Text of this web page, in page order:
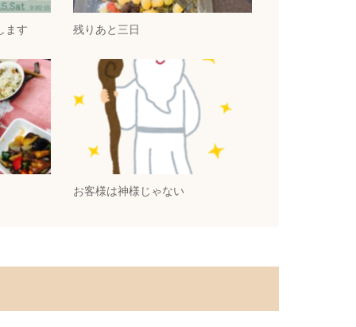
ます 残りあと三日
お客様は神様じゃない